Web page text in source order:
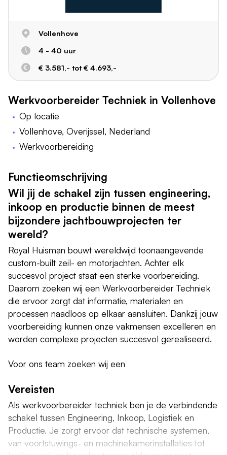
Vollenhove
4 - 40 uur
€ 3.581,- tot € 4.693,-
Werkvoorbereider Techniek in Vollenhove
Op locatie
Vollenhove, Overijssel, Nederland
Werkvoorbereiding
Functieomschrijving
Wil jij de schakel zijn tussen engineering,
inkoop en productie binnen de meest
bijzondere jachtbouwprojecten ter
wereld?
Royal Huisman bouwt wereldwijd toonaangevende
custom-built zeil- en motorjachten. Achter elk
succesvol project staat een sterke voorbereiding.
Daarom zoeken wij een Werkvoorbereider Techniek
die ervoor zorgt dat informatie, materialen en
processen naadloos op elkaar aansluiten. Dankzij jouw
voorbereiding kunnen onze vakmensen excelleren en
worden complexe projecten succesvol gerealiseerd.
Voor ons team zoeken wij een
Vereisten
Als werkvoorbereider techniek ben je de verbindende
schakel tussen Engineering, Inkoop, Logistiek en
Productie. Je zorgt ervoor dat technische systemen,
van voortstuwings- en machinekamerinstallaties tot